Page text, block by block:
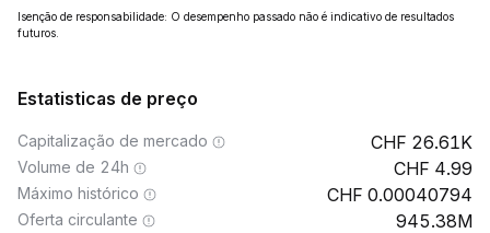
Isenção de responsabilidade: O desempenho passado não é indicativo de resultados
futuros.
Estatisticas de preço
Capitalização de mercado 26.61K
Volume de 24h 4.99
Máximo histórico 0.00040794
Oferta circulante 945.38M